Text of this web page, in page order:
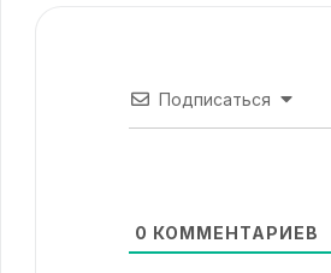
Подписаться
0 КОММЕНТАРИЕВ